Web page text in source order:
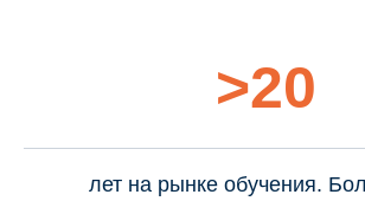
>20
лет на рынке обучения.